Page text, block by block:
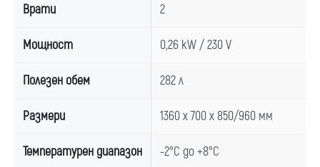
Врати 2
Мощност 0,26 kW / 230 V
Полезен обем 282 л
Размери 1360 x 700 x 850/960 мм
Температурен диапазон -2°С до +8°С